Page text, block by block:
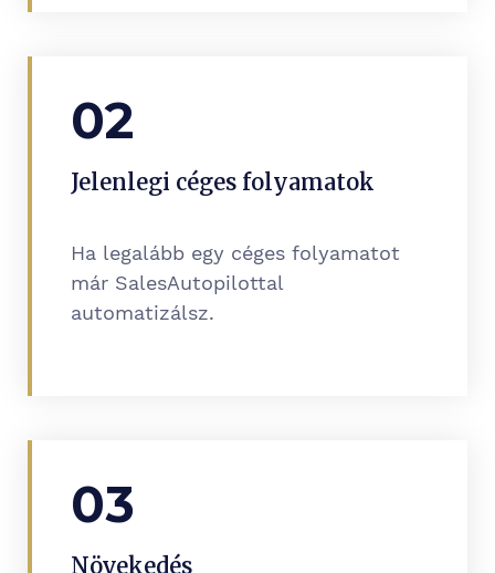
02
Jelenlegi céges folyamatok
Ha legalább egy céges folyamatot
már SalesAutopilottal
automatizálsz.
03
Növekedés